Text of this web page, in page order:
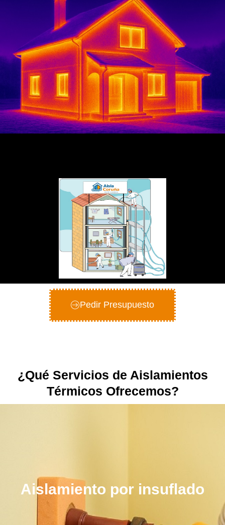
Pedir Presupuesto
¿Qué Servicios de Aislamientos
Térmicos Ofrecemos?
Aislamiento por insuflado